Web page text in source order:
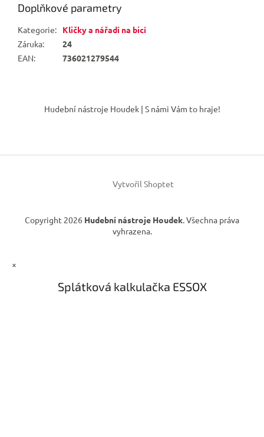
Doplňkové parametry
Kategorie:
Kličky a nářadí na bicí
Záruka:
24
EAN: 736021279544
í
Hudební nástroje Houdek | S námi Vám to hraje!
Vytvořil Shoptet
Copyright 2026 Hudební nástroje Houdek. Všechna práva
vyhrazena.
×
Splátková kalkulačka ESSOX